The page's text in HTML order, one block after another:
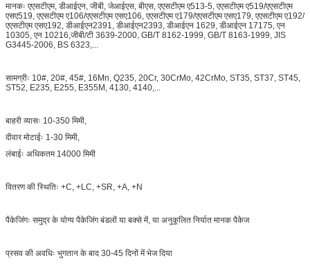
मानकः एएसटीएम, डीआईएन, जीबी, जेआईएस, बीएस, एएसटीएम ए513-5, एएसटीएम ए519/एएसटीएम
एसए519, एएसटीएम ए106/एएसटीएम एसए106, एएसटीएम ए179/एएसटीएम एसए179, एएसटीएम ए192/
एएसटीएम एसए192, डीआईएन2391, डीआईएन2393, डीआईएन 1629, डीआईएन 17175, एन
10305, एन 10216,जीबी/टी 3639-2000, GB/T 8162-1999, GB/T 8163-1999, JIS
G3445-2006, BS 6323,...
सामग्रीः 10#, 20#, 45#, 16Mn, Q235, 20Cr, 30CrMo, 42CrMo, ST35, ST37, ST45,
ST52, E235, E255, E355M, 4130, 4140,...
बाहरी व्यासः 10-350 मिमी,
दीवार मोटाईः 1-30 मिमी,
लंबाईः अधिकतम 14000 मिमी
वितरण की स्थितिः +C, +LC, +SR, +A, +N
पैकेजिंगः समुद्र के योग्य पैकेजिंग बंडलों या बक्से में, या अनुकूलित निर्यात मानक पैकेज
प्रसव की अवधिः भुगतान के बाद 30-45 दिनों में भेज दिया